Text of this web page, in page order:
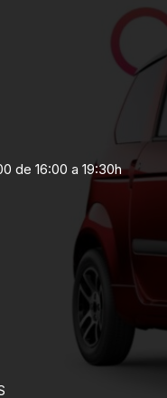
de 16:00 a 19:30h